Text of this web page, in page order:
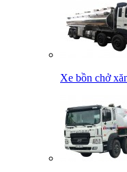
Xe bồn chở